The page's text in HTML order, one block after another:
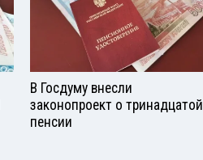
В Госдуму внесли
законопроект о тринадцатой
пенсии